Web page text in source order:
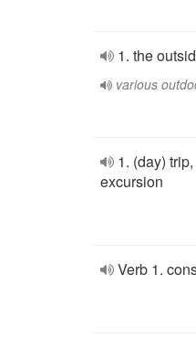
1. the
various
1. (day)
excursion
Verb 1.